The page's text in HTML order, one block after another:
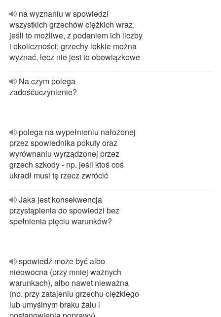
na wyznaniu w spowiedzi
wszystkich grzechów ciężkich wraz,
jeśli to możliwe, z podaniem ich liczby
i okoliczności; grzechy lekkie można
wyznać, lecz nie jest to obowiązkowe
Na czym polega
zadośćuczynienie?
polega na wypełnieniu nałożonej
przez spowiednika pokuty oraz
wyrównaniu wyrządzonej przez
grzech szkody - np. jeśli ktoś coś
ukradł musi tę rzecz zwrócić
Jaka jest konsekwencja
przystąpienia do spowiedzi bez
spełnienia pięciu warunków?
spowiedź może być albo
nieowocna (przy mniej ważnych
warunkach), albo nawet nieważna
(np. przy zatajeniu grzechu ciężkiego
lub umyślnym braku żalu i